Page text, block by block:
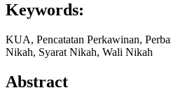
Keywords:
KUA, Pencatatan Perkawinan,
Nikah, Syarat Nikah, Wali Nikah
Abstract